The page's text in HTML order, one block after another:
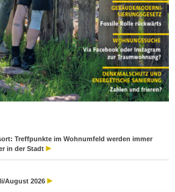
Treffpunkte im Wohnumfeld werden immer
in der Stadt
August 2026